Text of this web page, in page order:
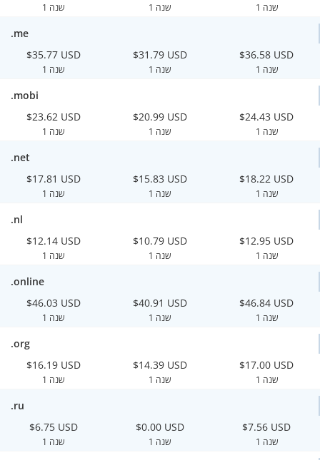
1 שנה 1 שנה 1 שנה
.me
$35.77 USD
1 שנה
$31.79 USD
1 שנה
$36.58 USD
1 שנה
.mobi
$23.62 USD
1 שנה
$20.99 USD
1 שנה
$24.43 USD
1 שנה
.net
$17.81 USD
1 שנה
$15.83 USD
1 שנה
$18.22 USD
1 שנה
.nl
$12.14 USD
1 שנה
$10.79 USD
1 שנה
$12.95 USD
1 שנה
.online
$46.03 USD
1 שנה
$40.91 USD
1 שנה
$46.84 USD
1 שנה
.org
$16.19 USD
1 שנה
$14.39 USD
1 שנה
$17.00 USD
1 שנה
.ru
$6.75 USD
1 שנה
$0.00 USD
1 שנה
$7.56 USD
1 שנה